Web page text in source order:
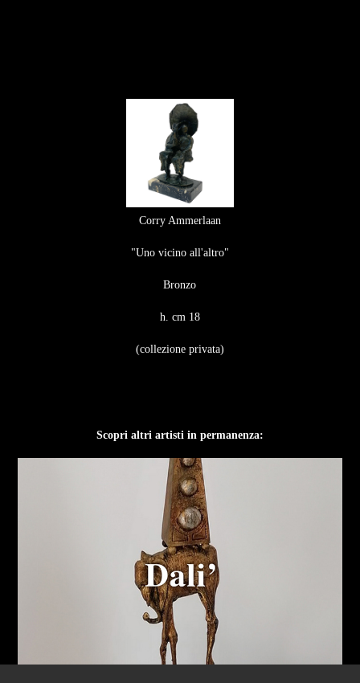
Corry Ammerlaan
"Uno vicino all'altro"
Bronzo
h. cm 18
(collezione privata)
Scopri altri artisti in permanenza: